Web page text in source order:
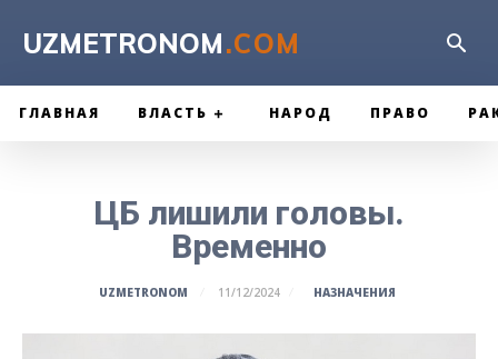
UZMETRONOM.COM
ГЛАВНАЯ ВЛАСТЬ НАРОД ПРАВО
ЦБ лишили головы.
Временно
UZMETRONOM 11/12/2024 НАЗНАЧЕНИЯ